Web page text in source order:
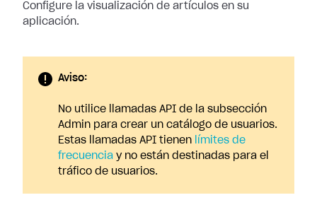
Configure la visualización de artículos en su
aplicación.
Aviso:
No utilice llamadas API de la subsección
Admin para crear un catálogo de usuarios.
Estas llamadas API tienen
límites de
frecuencia y no están destinadas para el
tráfico de usuarios.